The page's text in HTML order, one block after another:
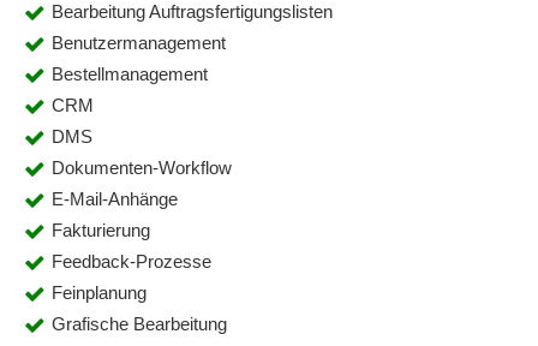
Bearbeitung Auftragsfertigungslisten
Benutzermanagement
Bestellmanagement
CRM
DMS
Dokumenten-Workflow
E-Mail-Anhänge
Fakturierung
Feedback-Prozesse
Feinplanung
Grafische Bearbeitung